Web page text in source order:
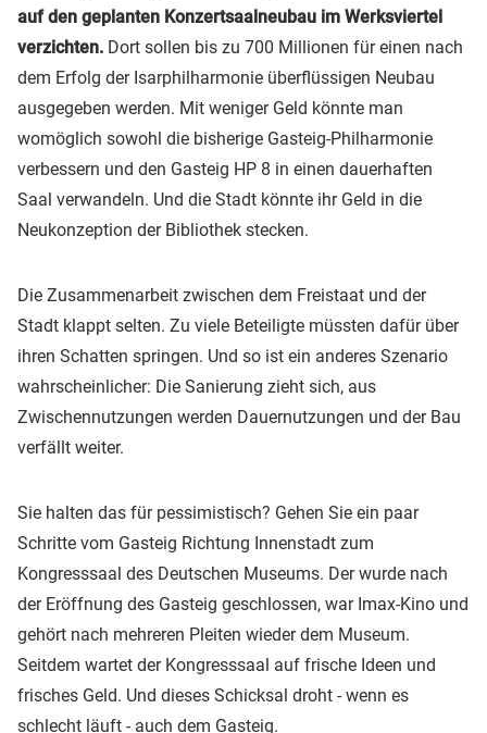
auf den geplanten Konzertsaalneubau im Werksviertel
verzichten. Dort sollen bis zu 700 Millionen für einen nach
dem Erfolg der Isarphilharmonie überflüssigen Neubau
ausgegeben werden. Mit weniger Geld könnte man
womöglich sowohl die bisherige Gasteig-Philharmonie
verbessern und den Gasteig HP 8 in einen dauerhaften
Saal verwandeln. Und die Stadt könnte ihr Geld in die
Neukonzeption der Bibliothek stecken.
Die Zusammenarbeit zwischen dem Freistaat und der
Stadt klappt selten. Zu viele Beteiligte müssten dafür über
ihren Schatten springen. Und so ist ein anderes Szenario
wahrscheinlicher: Die Sanierung zieht sich, aus
Zwischennutzungen werden Dauernutzungen und der Bau
verfällt weiter.
Sie halten das für pessimistisch? Gehen Sie ein paar
Schritte vom Gasteig Richtung Innenstadt zum
Kongresssaal des Deutschen Museums. Der wurde nach
der Eröffnung des Gasteig geschlossen, war Imax-Kino und
gehört nach mehreren Pleiten wieder dem Museum.
Seitdem wartet der Kongresssaal auf frische Ideen und
frisches Geld. Und dieses Schicksal droht - wenn es
schlecht läuft - auch dem Gasteig.